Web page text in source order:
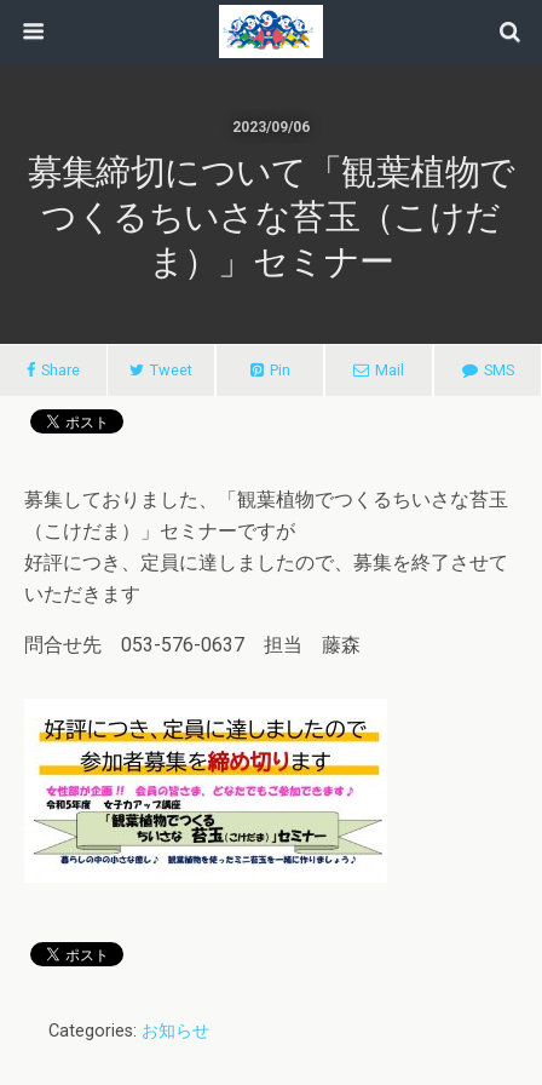
2023/09/06
募集締切について「観葉植物で
つくるちいさな苔玉（こけだ
ま）」セミナー
Share Tweet Pin Mail SMS
募集しておりました、「観葉植物でつくるちいさな苔玉
（こけだま）」セミナーですが
好評につき、定員に達しましたので、募集を終了させて
いただきます
問合せ先 053-576-0637 担当 藤森
Categories: お知らせ